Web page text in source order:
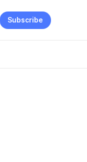
Subscribe